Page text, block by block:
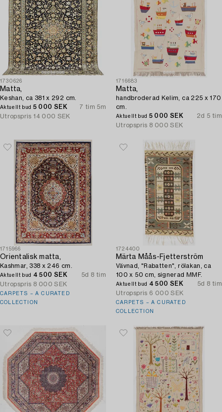
1730626
Matta,
Keshan, ca 381 x 292 cm.
Aktuellt bud 5 000 SEK
7 tim 5m
Utropspris 14 000 SEK
1716683
Matta,
handbroderad Kelim, ca 225 x 170
cm.
Aktuellt bud 5 000 SEK
2d 5 tim
Utropspris 8 000 SEK
1715966
Orientalisk matta,
Kashmar, 338 x 246 cm.
Aktuellt bud 4 500 SEK
5d 8 tim
Utropspris 8 000 SEK
CARPETS – A CURATED
COLLECTION
1724400
Märta Måås-Fjetterström
Vävnad, "Rabatten", rölakan, ca
100 x 50 cm, signerad MMF.
Aktuellt bud 4 500 SEK
5d 8 tim
Utropspris 6 000 SEK
CARPETS – A CURATED
COLLECTION